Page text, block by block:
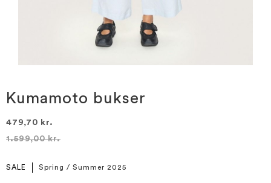
starten
af
Kumamoto bukser
479,70 kr.
1.599,00 kr.
SALE Spring / Summer 2025